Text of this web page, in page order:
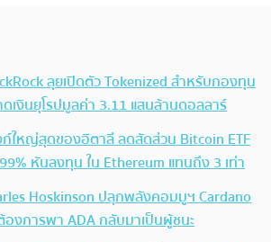
ลุยเปิดตัว Tokenized สำหรับกองทุน
เงินยุโรปมูลค่า 3.11 แสนล้านดอลลาร์
ใหญ่สุดของอิตาลี ลดสัดส่วน Bitcoin ETF
หันลงทุน ใน Ethereum แทนถึง 3 เท่า
Hoskinson ปลุกพลังคอมมูฯ Cardano
งการพา ADA กลับมาเป็นผู้ชนะ